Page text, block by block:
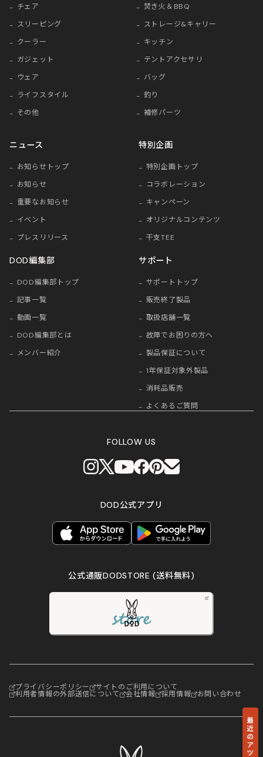
チェア
焚き火＆BBQ
スリーピング
ストレージ&キャリー
クーラー
キッチン
ガジェット
テントアクセサリ
ウェア
バッグ
ライフスタイル
釣り
その他
補修パーツ
ニュース
お知らせトップ
お知らせ
重要なお知らせ
イベント
プレスリリース
特別企画
特別企画トップ
コラボレーション
キャンペーン
オリジナルコンテンツ
干支TEE
DOD編集部
DOD編集部トップ
記事一覧
動画一覧
DOD編集部とは
メンバー紹介
サポート
サポートトップ
販売終了製品
取扱店舗一覧
故障でお困りの方へ
製品保証について
1年保証対象外製品
消耗品販売
よくあるご質問
FOLLOW US
DOD公式アプリ
公式通販DODSTORE(送料無料)
プライバシーポリシー サイトのご利用について
利用者情報の外部送信について 会社情報 採用情報 お問い合わせ